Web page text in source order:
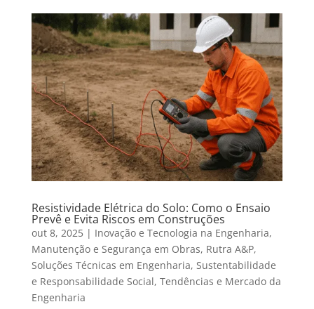
Resistividade Elétrica do Solo: Como o Ensaio
Prevê e Evita Riscos em Construções
out 8, 2025| Inovação e Tecnologia na Engenharia,
Manutenção e Segurança em Obras, Rutra A&P,
Soluções Técnicas em Engenharia, Sustentabilidade
e Responsabilidade Social, Tendências e Mercado da
Engenharia